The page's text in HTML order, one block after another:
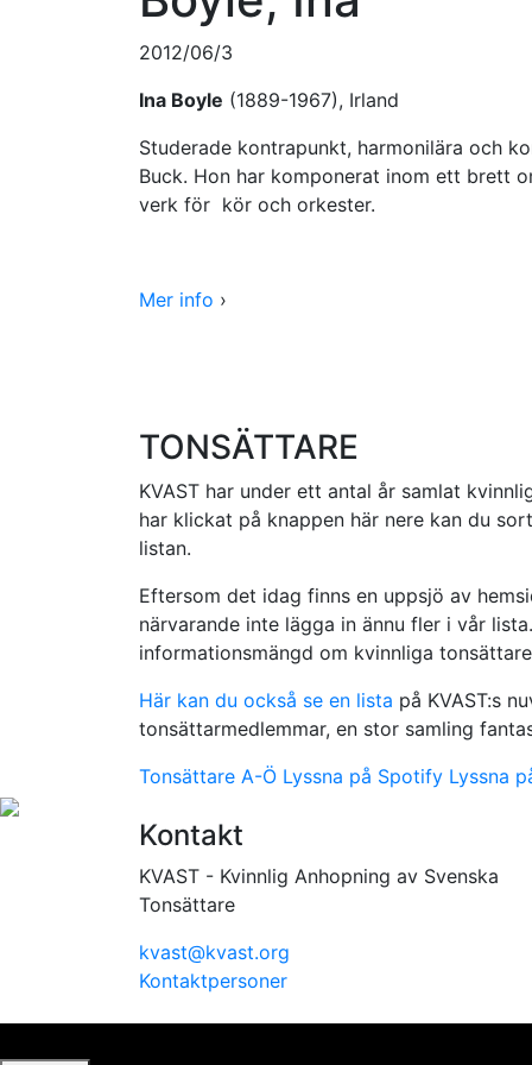
2012/06/3
Ina Boyle (1889-1967), Irland
Studerade kontrapunkt, harmonilära och
Buck. Hon har komponerat inom ett brett
verk för kör och orkester.
Mer info ›
TONSÄTTARE
KVAST har under ett antal år samlat
har klickat på knappen här nere kan du
listan.
Eftersom det idag finns en uppsjö av
närvarande inte lägga in ännu fler i vår
informationsmängd om kvinnliga
Här kan du också se en lista på KVAST:s
tonsättarmedlemmar, en stor samling
Tonsättare A-Ö Lyssna på Spotify Lyssna
Kontakt
KVAST - Kvinnlig Anhopning av Svenska
Tonsättare
kvast@kvast.org
Kontaktpersoner